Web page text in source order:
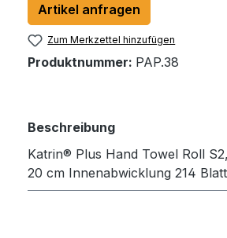
Artikel anfragen
Zum Merkzettel hinzufügen
Produktnummer: PAP.38
Beschreibung
Katrin® Plus Hand Towel Roll
20 cm Innenabwicklung 214 Blatt